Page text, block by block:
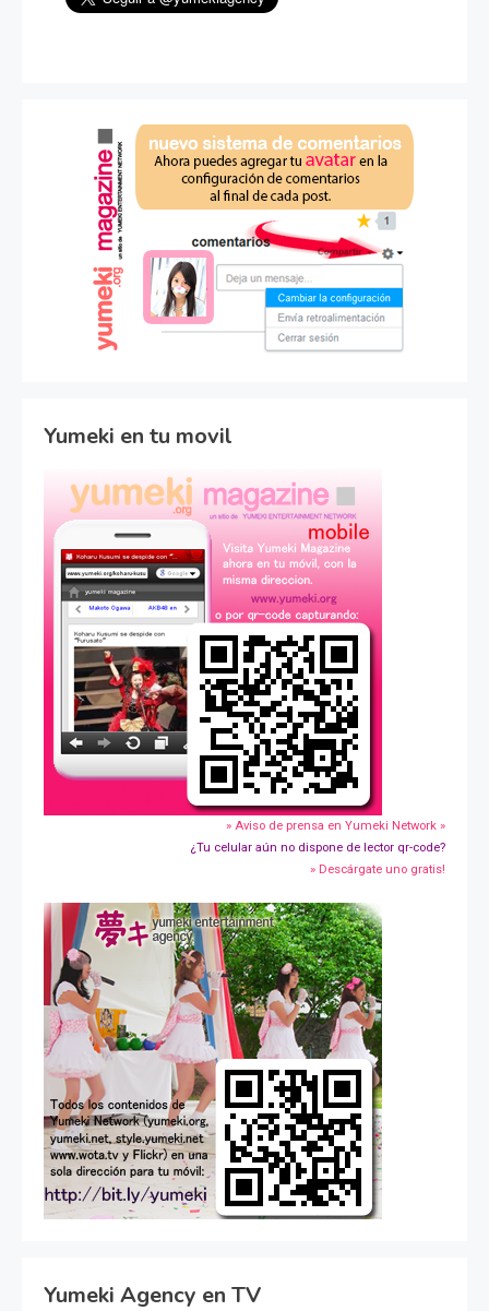
Yumeki en tu movil
» Aviso de prensa en Yumeki Network »
¿Tu celular aún no dispone de lector qr-code?
» Descárgate uno gratis!
Yumeki Agency en TV